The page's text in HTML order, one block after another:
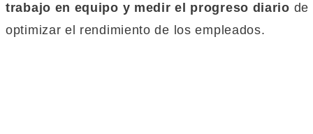
trabajo en equipo y medir el progreso diario de
optimizar el rendimiento de los empleados.